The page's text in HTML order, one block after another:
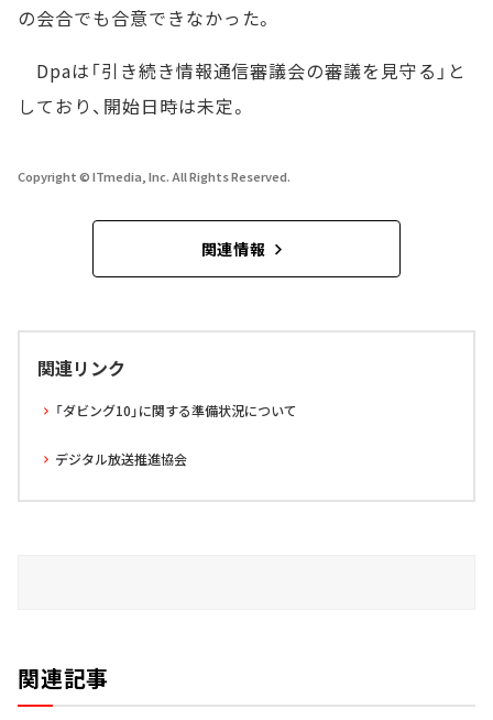
の会合でも合意できなかった。
Dpaは「引き続き情報通信審議会の審議を見守る」と
しており、開始日時は未定。
Copyright © ITmedia, Inc. All Rights Reserved.
関連情報
関連リンク
「ダビング10」に関する準備状況について
デジタル放送推進協会
関連記事